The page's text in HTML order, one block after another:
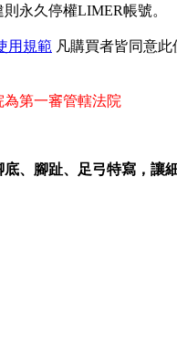
永久停權LIMER帳號。
用規範 凡購買者皆同意
為第一審管轄法院
、腳趾、足弓特寫，讓